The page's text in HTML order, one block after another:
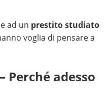
ad un prestito studiato
voglia di pensare a
Perché adesso